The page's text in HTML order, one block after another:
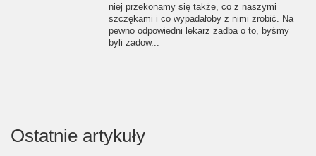
niej przekonamy się także, co z naszymi
szczękami i co wypadałoby z nimi zrobić. Na
pewno odpowiedni lekarz zadba o to, byśmy
byli zadow...
Ostatnie artykuły